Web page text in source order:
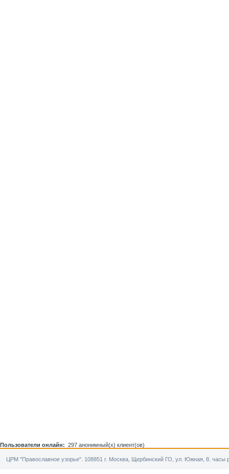
Пользователи онлайн: 297 анонимный(х) клиент(ов)
ЦРМ "Православное узорье". 108851 г. Москва, Щербинский ГО, ул. Южная, 8. часы